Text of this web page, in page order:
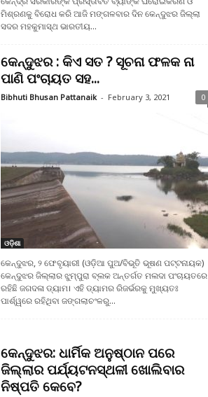
ମିଶ୍ରଣକୁ ବିରୋଧ କରି ଆଜି ମଙ୍ଗଳବାର ଦିନ କେନ୍ଦୁଝର ଜିଲ୍ଲା
ସଦର ମହକୁମାସ୍ଥ ଭାରତୀୟ...
କେନ୍ଦୁଝର : କିଏ ସତ ? ସୂଚନା ଫଳକ ନା
ପାଣି ପଂଚାୟତ ସହ...
Bibhuti Bhusan Pattanaik - February 3, 2021 0
ଓଡ଼ିଶା
କେନ୍ଦୁଝର, ୨ ଫେବୃୟାରୀ (ଓଡ଼ିଆ ପୁଅ/ବିଭୂତି ଭୂଷଣ ପଟ୍ଟନାୟକ)
କେନ୍ଦୁଝର ଜିଲ୍ଲାର ଝୁମ୍ପୁରା ବ୍ଲକ ଅନ୍ତର୍ଗତ ମଲଦା ପଂଚାୟତରେ
ରହିଛି ଜଗଦଳା ଡ୍ୟାମ। ଏହି ଡ୍ୟାମର ରିଜର୍ଭରକୁ ମୁଖ୍ୟତଃ
ପାର୍ଶ୍ୱରେ ରହିଥିବା ଜଙ୍ଗଲାଚଂଳରୁ...
କେନ୍ଦୁଝର: ଧାର୍ମିକ ଅନୁଷ୍ଠାନ ପରେ
ଜିଲ୍ଲାର ପର୍ଯ୍ୟଟନସ୍ଥଳୀ ଖୋଲିବାର
ନିଷ୍ପତି କେବେ?